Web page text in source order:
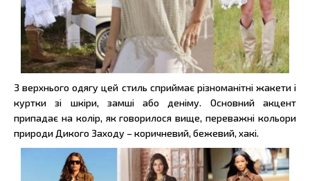
З верхнього одягу цей стиль сприймає різноманітні жакети і
куртки зі шкіри, замші або деніму. Основний акцент
припадає на колір, як говорилося вище, переважні кольори
природи Дикого Заходу – коричневий, бежевий, хакі.